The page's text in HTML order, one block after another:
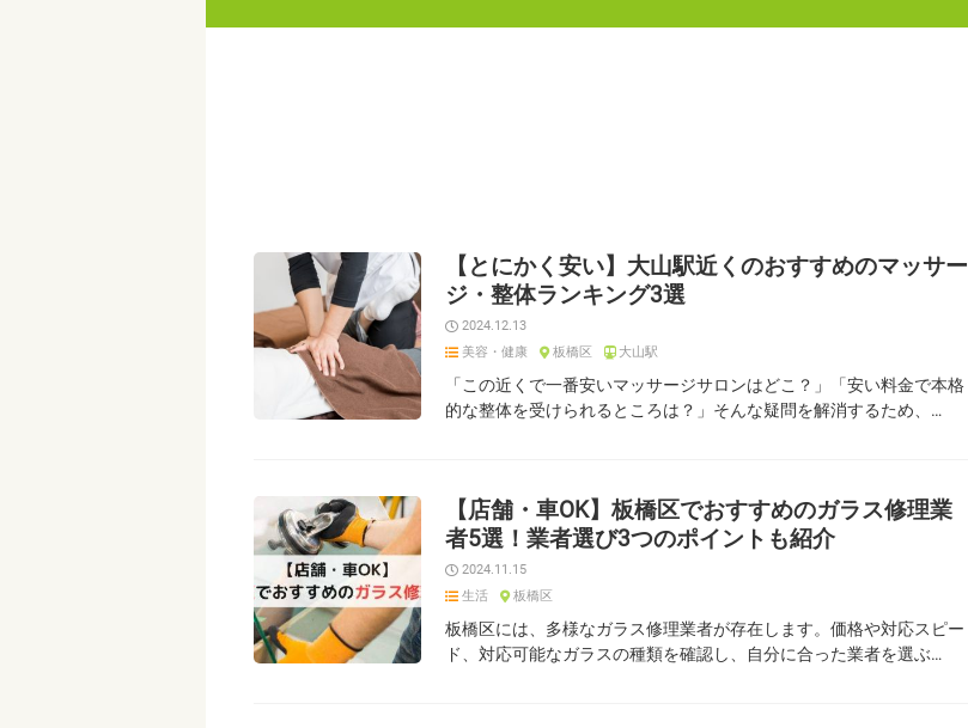
【とにかく安い】大山駅近くのおすすめのマッサー
ジ・整体ランキング3選
2024.12.13
美容・健康
板橋区 大山駅
「この近くで一番安いマッサージサロンはどこ？」「安い料金で本格
的な整体を受けられるところは？」そんな疑問を解消するため、…
【店舗・車OK】板橋区でおすすめのガラス修理業
者5選！業者選び3つのポイントも紹介
2024.11.15
生活
板橋区
板橋区には、多様なガラス修理業者が存在します。価格や対応スピー
ド、対応可能なガラスの種類を確認し、自分に合った業者を選ぶ…